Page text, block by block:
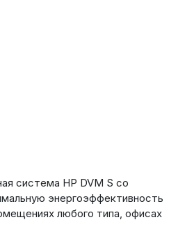
система HP DVM S со
энергоэффективность
любого типа, офисах